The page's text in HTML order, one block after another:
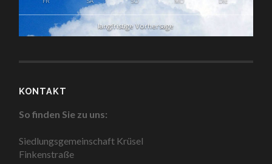
langfristige Vorhersage
KONTAKT
So finden Sie zu uns:
Siedlungsgemeinschaft Krüsel
Finkenstraße